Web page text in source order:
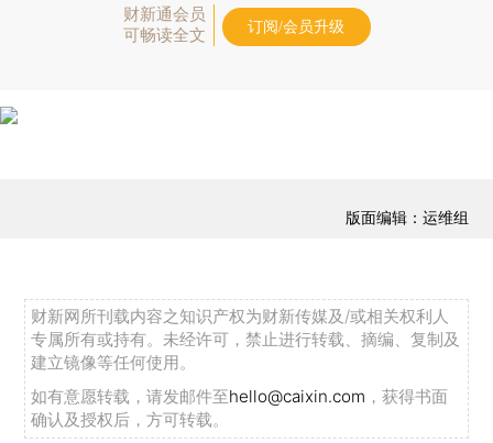
财新通会员
可畅读全文
订阅/会员升级
版面编辑：运维组
财新网所刊载内容之知识产权为财新传媒及/或相关权利人
专属所有或持有。未经许可，禁止进行转载、摘编、复制及
建立镜像等任何使用。
如有意愿转载，请发邮件至hello@caixin.com ，获得书面
确认及授权后，方可转载。